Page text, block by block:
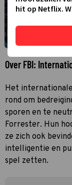
Over FBI:
Het
rond om
sporen en te
Forrester. Hun
ze zich ook
intelligentie en
spel zetten.
hit op Netflix.